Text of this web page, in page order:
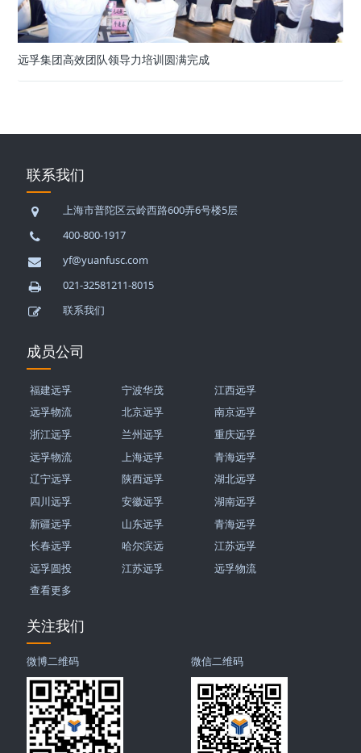
远孚集团高效团队领导力培训圆满完成
联系我们
上海市普陀区云岭西路600弄6号楼5层
400-800-1917
yf@yuanfusc.com
021-32581211-8015
联系我们
成员公司
福建远孚 宁波华茂
江西远孚
远孚物流
北京远孚
南京远孚
浙江远孚
兰州远孚
重庆远孚
远孚物流
上海远孚
青海远孚
辽宁远孚
陕西远孚
湖北远孚
四川远孚
安徽远孚
湖南远孚
新疆远孚
山东远孚
青海远孚
长春远孚
哈尔滨远
江苏远孚
远孚圆投
江苏远孚
远孚物流
查看更多
关注我们
微博二维码 微信二维码